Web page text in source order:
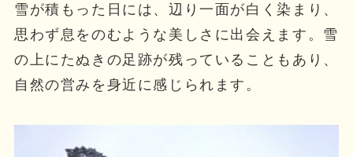
雪が積もった日には、辺り一面が白く染まり、
思わず息をのむような美しさに出会えます。雪
の上にたぬきの足跡が残っていることもあり、
自然の営みを身近に感じられます。